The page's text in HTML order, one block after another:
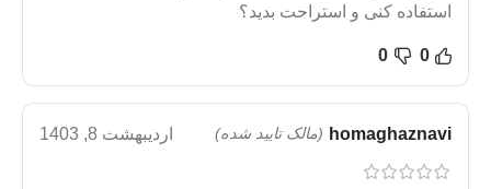
استفاده کنی و استراحت بدید؟
0
0
homaghaznavi (مالک تایید شده) اردیبهشت 8, 1403